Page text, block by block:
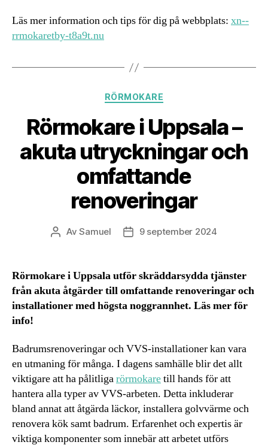
Läs mer information och tips för dig på webbplats: xn--
rrmokaretby-t8a9t.nu
Kategorier
RÖRMOKARE
Rörmokare i Uppsala –
akuta utryckningar och
omfattande
renoveringar
Inläggsförfattare
AvSamuel Inläggsdatum
9 september 2024
Rörmokare i Uppsala utför skräddarsydda tjänster
från akuta åtgärder till omfattande renoveringar och
installationer med högsta noggrannhet. Läs mer för
info!
Badrumsrenoveringar och VVS-installationer kan vara
en utmaning för många. I dagens samhälle blir det allt
viktigare att ha pålitligarörmokaretill hands för att
hantera alla typer av VVS-arbeten. Detta inkluderar
bland annat att åtgärda läckor, installera golvvärme och
renovera kök samt badrum. Erfarenhet och expertis är
viktiga komponenter som innebär att arbetet utförs